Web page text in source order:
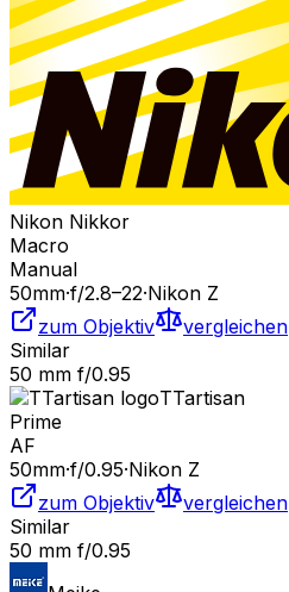
Nikon Nikkor
Macro
Manual
50mm·f/2.8–22·Nikon Z
zum Objektiv
vergleichen
Similar
50 mm f/0.95
TTartisan
Prime
AF
50mm·f/0.95·Nikon Z
zum Objektiv
vergleichen
Similar
50 mm f/0.95